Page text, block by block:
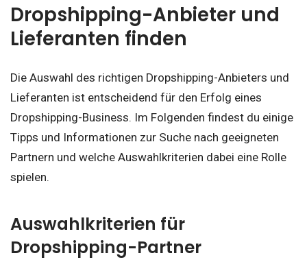
Dropshipping-Anbieter und
Lieferanten finden
Die Auswahl des richtigen Dropshipping-Anbieters und
Lieferanten ist entscheidend für den Erfolg eines
Dropshipping-Business. Im Folgenden findest du einige
Tipps und Informationen zur Suche nach geeigneten
Partnern und welche Auswahlkriterien dabei eine Rolle
spielen.
Auswahlkriterien für
Dropshipping-Partner